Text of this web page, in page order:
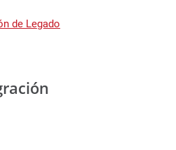
de Legado